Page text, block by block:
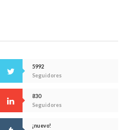
5992
Seguidores
830
Seguidores
¡nuevo!